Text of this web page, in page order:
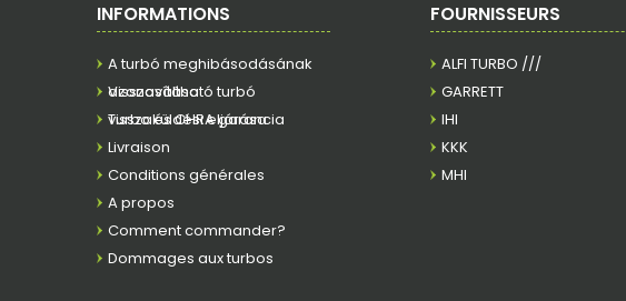
INFORMATIONS
A turbó meghibásodásának
azonosítása
Visszaváltható turbó
visszaküldési eljárása
Turbo és CHRA garancia
Livraison
Conditions générales
A propos
Comment commander?
Dommages aux turbos
FOURNISSEURS
ALFI TURBO ///
GARRETT
IHI
KKK
MHI